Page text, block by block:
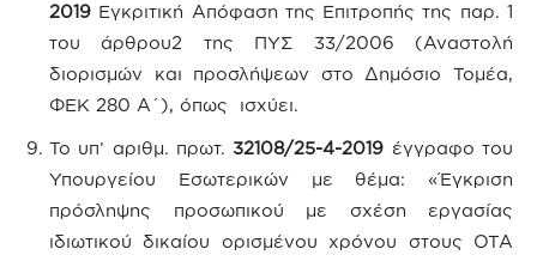
2019 Εγκριτική Απόφαση της Επιτροπής της παρ. 1
του άρθρου2 της ΠΥΣ 33/2006 (Αναστολή
διορισμών και προσλήψεων στο Δημόσιο Τομέα,
ΦΕΚ 280 Α΄), όπως ισχύει.
Το υπ’ αριθμ. πρωτ. 32108/25-4-2019 έγγραφο του
Υπουργείου Εσωτερικών με θέμα: «Έγκριση
πρόσληψης προσωπικού με σχέση εργασίας
ιδιωτικού δικαίου ορισμένου χρόνου στους ΟΤΑ